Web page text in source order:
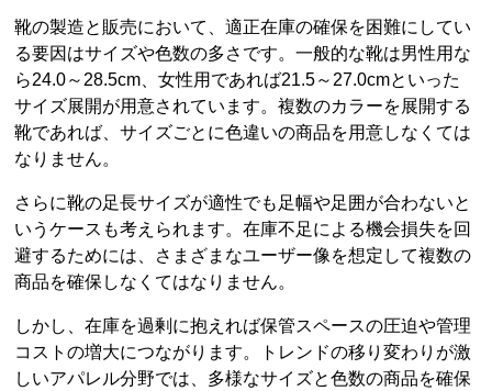
靴の製造と販売において、適正在庫の確保を困難にしてい
る要因はサイズや色数の多さです。一般的な靴は男性用な
ら24.0～28.5cm、女性用であれば21.5～27.0cmといった
サイズ展開が用意されています。複数のカラーを展開する
靴であれば、サイズごとに色違いの商品を用意しなくては
なりません。
さらに靴の足長サイズが適性でも足幅や足囲が合わないと
いうケースも考えられます。在庫不足による機会損失を回
避するためには、さまざまなユーザー像を想定して複数の
商品を確保しなくてはなりません。
しかし、在庫を過剰に抱えれば保管スペースの圧迫や管理
コストの増大につながります。トレンドの移り変わりが激
しいアパレル分野では、多様なサイズと色数の商品を確保